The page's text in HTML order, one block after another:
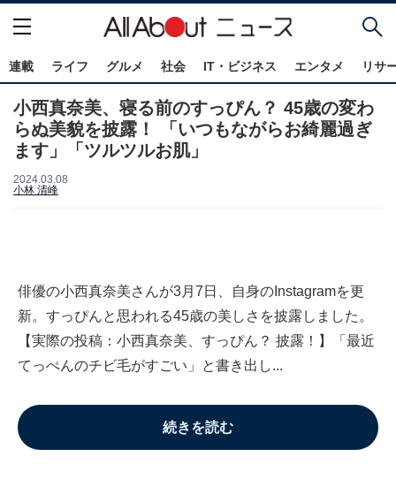
連載 ライフ グルメ 社会 IT・ビジネス エンタメ リサ
小西真奈美、寝る前のすっぴん？ 45歳の変わ
らぬ美貌を披露！ 「いつもながらお綺麗過ぎ
ます」「ツルツルお肌」
2024.03.08
小林 清峰
俳優の小西真奈美さんが3月7日、自身のInstagramを更
新。すっぴんと思われる45歳の美しさを披露しました。
【実際の投稿：小西真奈美、すっぴん？ 披露！】「最近
てっぺんのチビ毛がすごい」と書き出し...
続きを読む